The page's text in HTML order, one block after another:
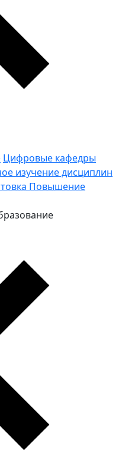
Цифровые кафедры
изучение дисциплин
Повышение